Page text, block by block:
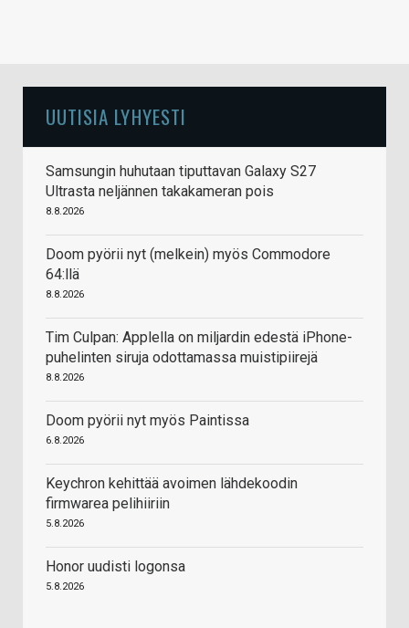
UUTISIA LYHYESTI
Samsungin huhutaan tiputtavan Galaxy S27
Ultrasta neljännen takakameran pois
8.8.2026
Doom pyörii nyt (melkein) myös Commodore
64:llä
8.8.2026
Tim Culpan: Applella on miljardin edestä iPhone-
puhelinten siruja odottamassa muistipiirejä
8.8.2026
Doom pyörii nyt myös Paintissa
6.8.2026
Keychron kehittää avoimen lähdekoodin
firmwarea pelihiiriin
5.8.2026
Honor uudisti logonsa
5.8.2026